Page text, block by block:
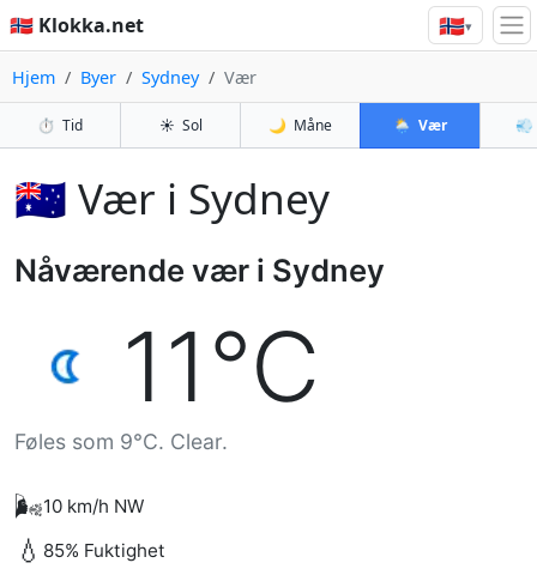
🇳🇴 Klokka.net 🇳🇴▾
Hjem Byer Sydney Vær
⏱️ Tid ☀️ Sol 🌙 Måne 🌦️ Vær 💨
🇦🇺 Vær i Sydney
Nåværende vær i Sydney
11°C
Føles som 9°C. Clear.
🌬️10 km/h NW
💧 85% Fuktighet